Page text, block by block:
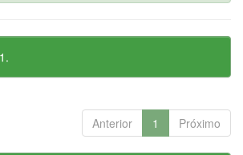
Anterior 1 Próximo